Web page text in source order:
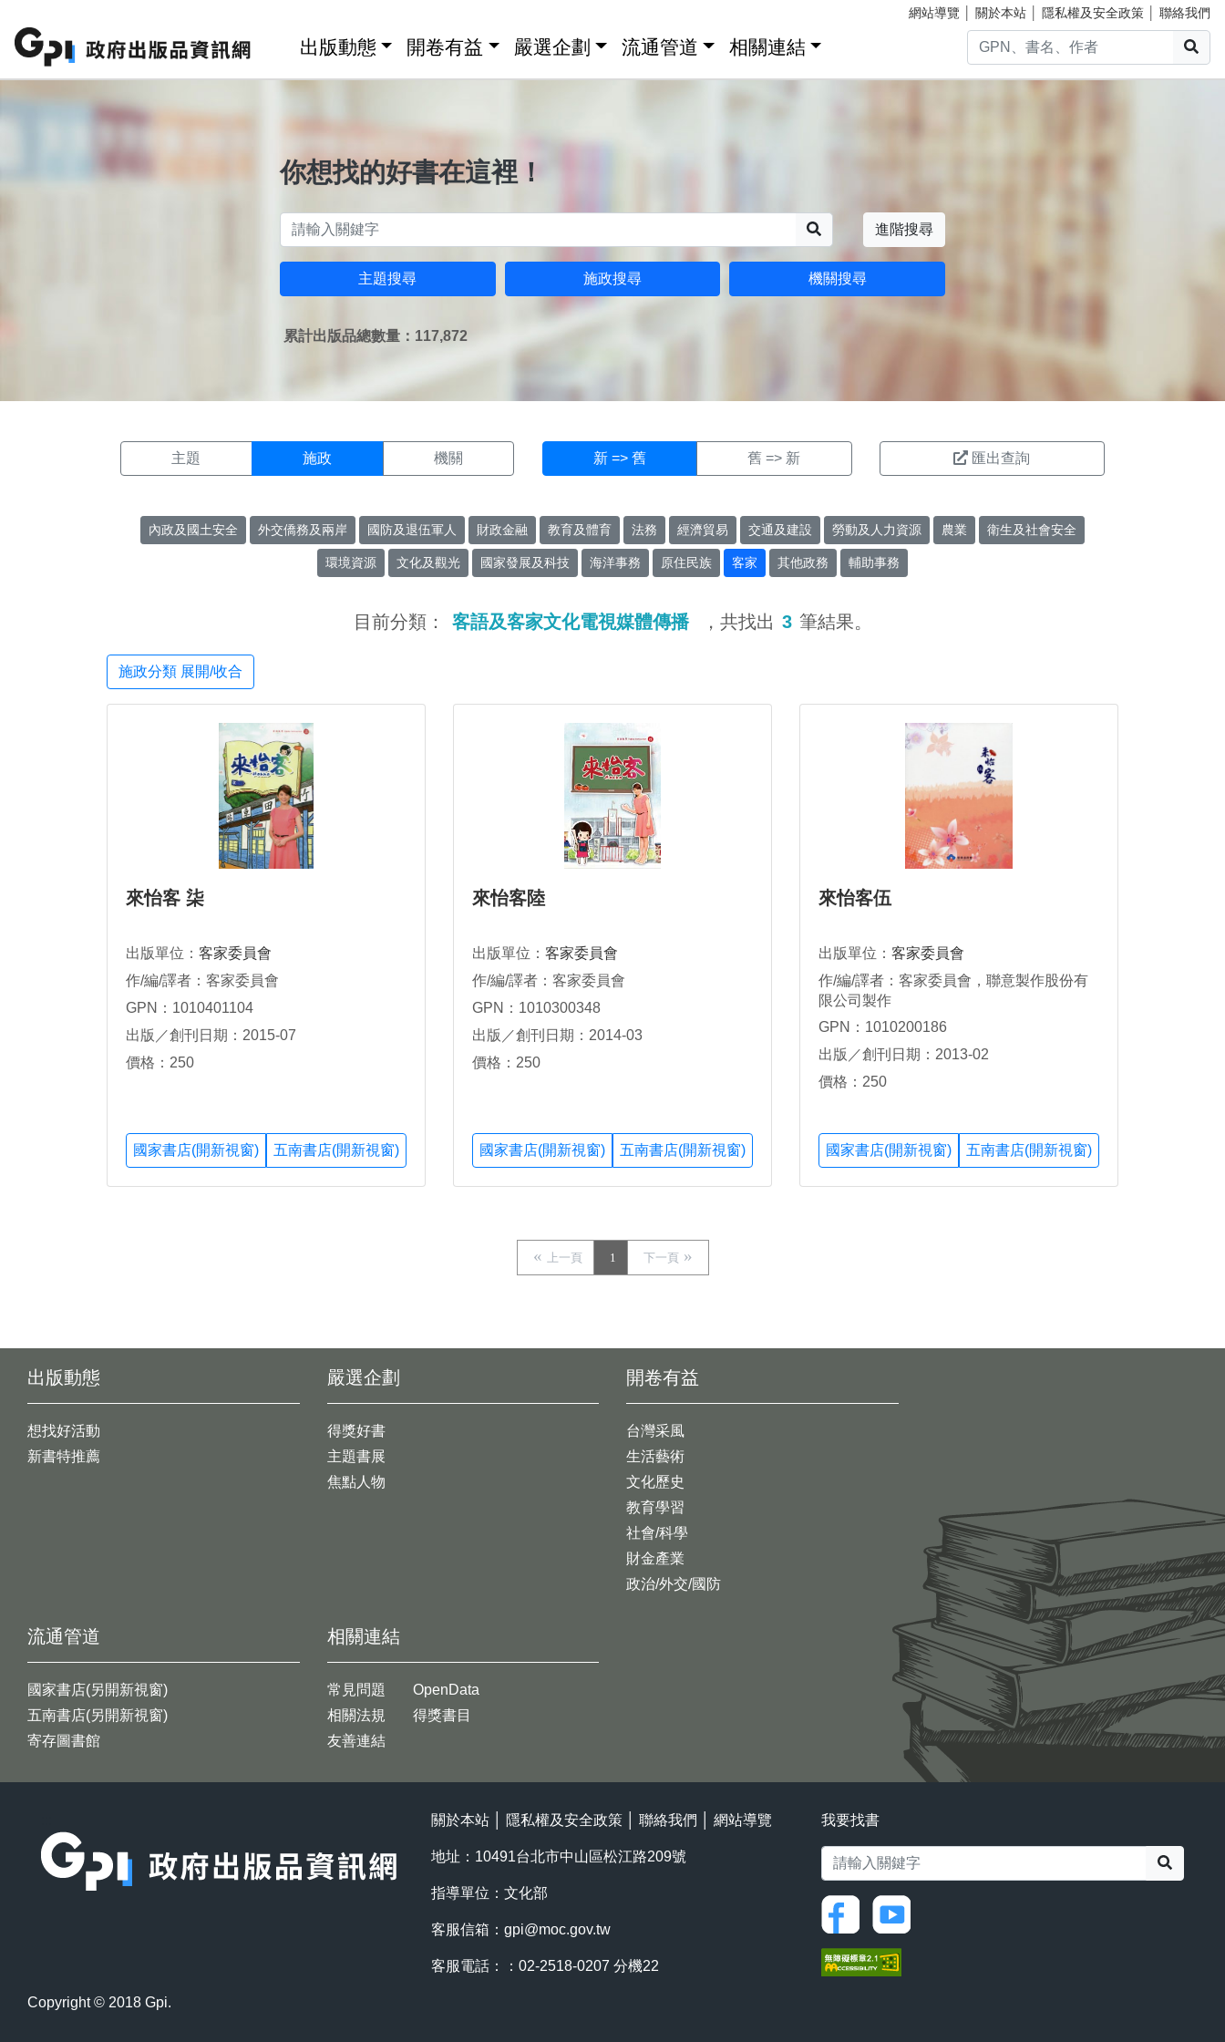
網站導覽 關於本站 隱私權及安全政策 聯絡我們
出版動態 開卷有益 嚴選企劃 流通管道 相關連結
你想找的好書在這裡！
進階搜尋
主題搜尋 施政搜尋 機關搜尋
累計出版品總數量：117,872
主題 施政 機關 新 => 舊 舊 => 新 匯出查詢
內政及國土安全 外交僑務及兩岸 國防及退伍軍人 財政金融 教育及體育 法務 經濟貿易 交通及建設 勞動及人力資源 農業 衛生及社會安全
環境資源 文化及觀光 國家發展及科技 海洋事務 原住民族 客家 其他政務 輔助事務
目前分類： 客語及客家文化電視媒體傳播 ，共找出 3 筆結果。
施政分類 展開/收合
來怡客 柒
出版單位： 客家委員會
作/編/譯者：客家委員會
GPN：1010401104
出版／創刊日期：2015-07
價格：250
國家書店(開新視窗) 五南書店(開新視窗)
來怡客陸
出版單位： 客家委員會
作/編/譯者：客家委員會
GPN：1010300348
出版／創刊日期：2014-03
價格：250
國家書店(開新視窗) 五南書店(開新視窗)
來怡客伍
出版單位： 客家委員會
作/編/譯者：客家委員會，聯意製作股份有
限公司製作
GPN：1010200186
出版／創刊日期：2013-02
價格：250
國家書店(開新視窗) 五南書店(開新視窗)
上一頁 1 下一頁
出版動態
想找好活動
新書特推薦
開卷有益
台灣采風
生活藝術
文化歷史
教育學習
社會/科學
財金產業
政治/外交/國防
嚴選企劃
得獎好書
主題書展
焦點人物
流通管道
國家書店(另開新視窗)
五南書店(另開新視窗)
寄存圖書館
相關連結
常見問題
相關法規
友善連結
OpenData
得獎書目
關於本站 隱私權及安全政策 聯絡我們 網站導覽
地址：10491台北市中山區松江路209號
指導單位：文化部
客服信箱： gpi@moc.gov.tw
客服電話：：02-2518-0207 分機22
我要找書
Copyright © 2018 Gpi.